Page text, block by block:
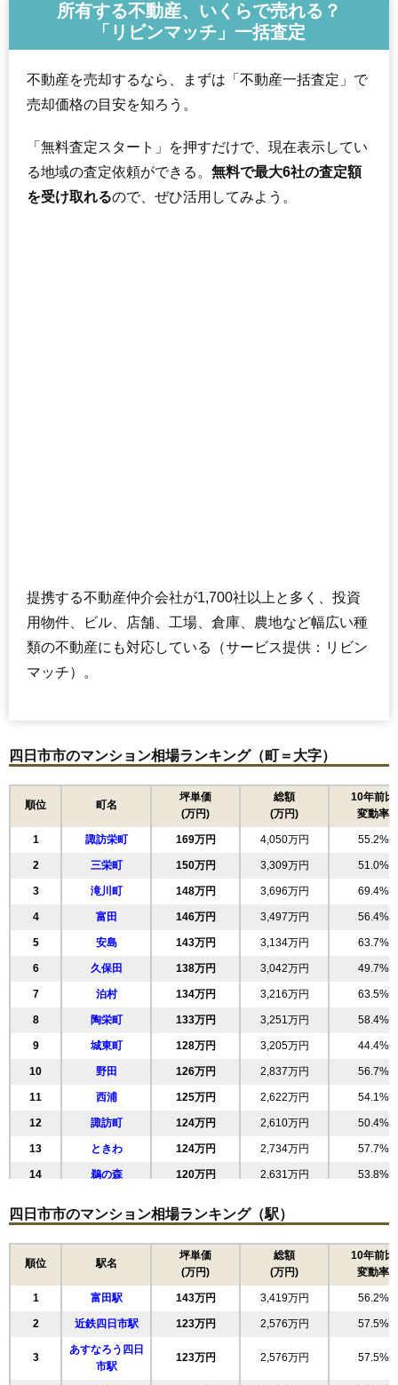
相場 4,190万円～4,490万円
マンションナビで
無料一括査定をする
サンマンションアトレ諏訪新道
住所 三重県四日市市諏訪町
交通 近鉄四日市駅（7分）
交通
相場 5,350万円～5,750万円
ライオンズマンション四日市城東町
住所 三重県四日市市城東町
赤堀駅（5分）、近鉄四日市駅（15分）
相場 2,480万円～2,680万円
(28.8万円/㎡~31.2万円/㎡)
無料一括査定をする
ダイアパレス四日市久保田
住所 三重県四日市市久保田1丁目
交通 近鉄四日市駅（12分）
2,790万円～2,990万円
(32.8万円/㎡~35.2万円/㎡)
マンションナビで
無料一括査定をする
交通 近鉄四日市駅（7分）、四日市駅（10分）
相場 2,740万円～2,940万円
(31.9万円/㎡~34.2万円/㎡)
マンションナビで
無料一括査定をする
野村四日市ヒルズ
所有する不動産、いくらで売れる？
「リビンマッチ」一括査定
不動産を売却するなら、まずは「不動産一括査定」で
売却価格の目安を知ろう。
「無料査定スタート」を押すだけで、現在表示してい
る地域の査定依頼ができる。 無料で最大6社の査定額
を受け取れるので、ぜひ活用してみよう。
提携する不動産仲介会社が1,700社以上と多く、投資
用物件、ビル、店舗、工場、倉庫、農地など幅広い種
類の不動産にも対応している（サービス提供：リビン
マッチ）。
四日市市のマンション相場ランキング（町＝大字）
順位 町名
坪単価
(万円)
総額
(万円)
10年前比
変動率
1 諏訪栄町 169万円 4,050万円 55.2%
2 三栄町 150万円 3,309万円 51.0%
3 滝川町 148万円 3,696万円 69.4%
4 富田 146万円 3,497万円 56.4%
5 安島 143万円 3,134万円 63.7%
6 久保田 138万円 3,042万円 49.7%
7 泊村 134万円 3,216万円 63.5%
8 陶栄町 133万円 3,251万円 58.4%
9 城東町 128万円 3,205万円 44.4%
10 野田 126万円 2,837万円 56.7%
11 西浦 125万円 2,622万円 54.1%
12 諏訪町 124万円 2,610万円 50.4%
13 ときわ 124万円 2,734万円 57.7%
14 鵜の森 120万円 2,631万円 53.8%
16 天カ須賀 113万円 2,368万円 57.1%
102万円 1,946万円 84.3%
100万円 2,090万円 80.9%
19 富士町 98万円 1,762万円 102.7%
20 九の城町 97万円 2,028万円 90.6%
21 前田町 96万円 2,017万円 80.2%
四日市市のマンション相場ランキング（駅）
順位 駅名
坪単価
(万円)
総額
(万円)
10年前比
変動率
1 富田駅 143万円 3,419万円 56.2%
2 近鉄四日市駅 123万円 2,576万円 57.5%
3
あすなろう四日
市駅
123万円 2,576万円 57.5%